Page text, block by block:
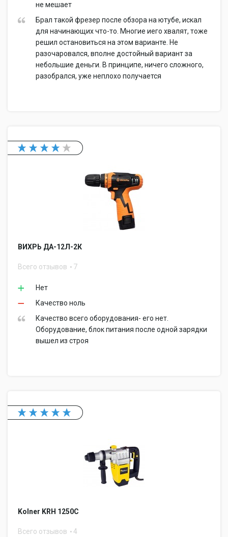
не мешает
Брал такой фрезер после обзора на ютубе, искал
для начинающих что-то. Многие иего хвалят, тоже
решил остановиться на этом варианте. Не
разочаровался, вполне достойный вариант за
небольшие деньги. В принципе, ничего сложного,
разобрался, уже неплохо получается
ВИХРЬ ДА-12Л-2К
Всего отзывов 7
Нет
Качество ноль
Качество всего оборудования- его нет.
Оборудование, блок питания после одной зарядки
вышел из строя
Kolner KRH 1250C
Всего отзывов 4